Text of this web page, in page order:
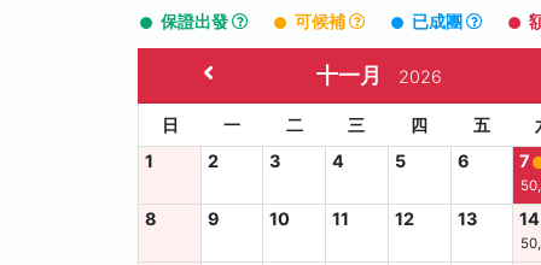
保證出發 可候補 已成團
十一月 2026
日 一 二 三 四 五
1
2 3 4 5 6 7
8 9 10 11 12 13 14